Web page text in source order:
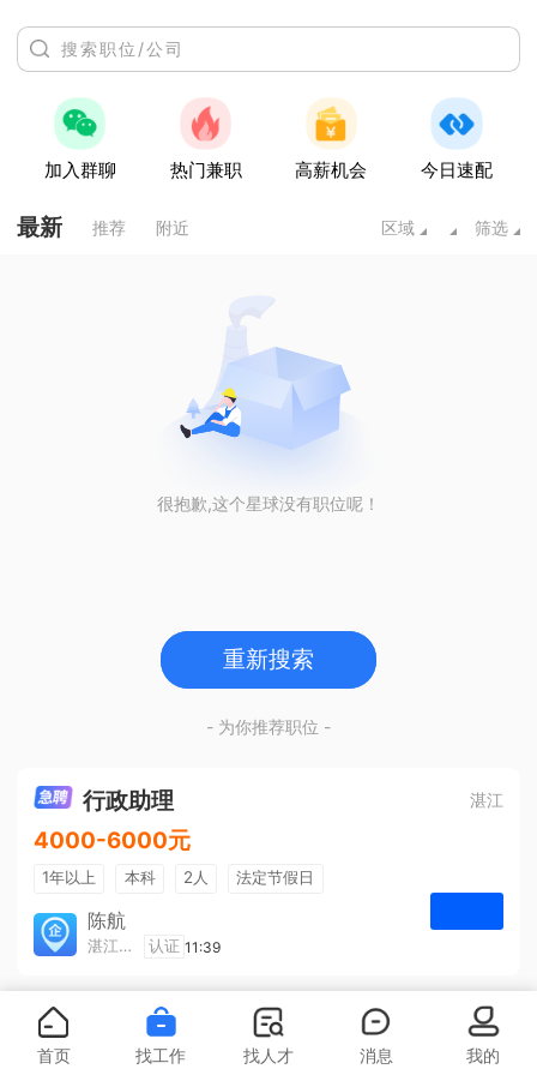
加入群聊 热门兼职 高薪机会 今日速配
最新 推荐 附近 区域 筛选
很抱歉,这个星球没有职位呢！
重新搜索
- 为你推荐职位 -
行政助理 湛江
4000-6000元
1年以上 本科 2人
法定节假日
包吃住
五险一金
陈航
湛江旅游集散中心有限公司 认证 11:39
首页 找工作 找人才 消息 我的